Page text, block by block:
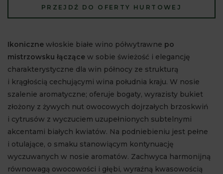
PRZEJDŹ DO OFERTY HURTOWEJ
Ikoniczne włoskie białe wino półwytrawne po
mistrzowsku łączące w sobie świeżość i elegancję
charakterystyczne dla win północy ze strukturą
i krągłością cechującymi wina południa kraju. W nosie
szalenie aromatyczne; oferuje bogaty, wyrazisty bukiet
złożony z żywych nut owocowych dojrzałych brzoskwiń
i cytrusów z wyczuciem uzupełnionych subtelnymi
akcentami białych kwiatów. Na podniebieniu jest pełne
i otulające, o smaku stanowiącym kontynuację
wyczuwanych w nosie aromatów. Zachwyca harmonijną
równowagą owocowości i głębi, wyraźną kwasowością